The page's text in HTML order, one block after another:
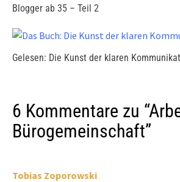
Blogger ab 35 – Teil 2
Gelesen: Die Kunst der klaren
6 Kommentare zu “
Bürogemeinschaft”
Tobias Zoporowski